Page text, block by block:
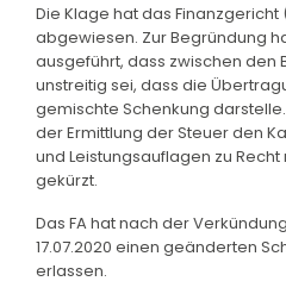
Die Klage hat das
abgewiesen. Zur Begründung
ausgeführt, dass zwischen den
unstreitig sei, dass die
gemischte Schenkung
der Ermittlung der Steuer den
und Leistungsauflagen zu Recht
gekürzt.
Das FA hat nach der
17.07.2020 einen geänderten
erlassen.